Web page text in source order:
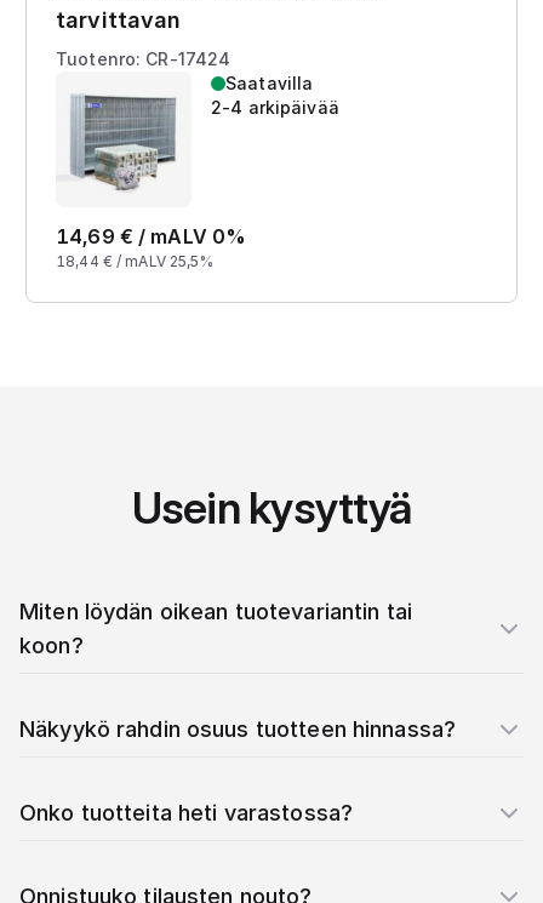
tarvittavan
Tuotenro: CR-17424
Saatavilla
2-4 arkipäivää
14,69 € / mALV 0%
18,44 € / mALV 25,5%
Usein kysyttyä
Miten löydän oikean tuotevariantin tai
koon?
Näkyykö rahdin osuus tuotteen hinnassa?
Onko tuotteita heti varastossa?
Onnistuuko tilausten nouto?